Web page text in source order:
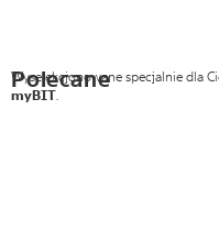
Polecane
Wyselekcjonowane specjalnie dla
myBIT.